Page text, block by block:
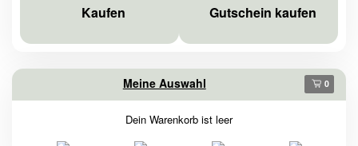
Kaufen Gutschein kaufen
Meine Auswahl 0
Dein Warenkorb ist leer